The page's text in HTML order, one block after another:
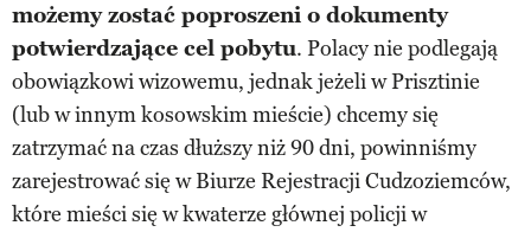
możemy zostać poproszeni o dokumenty
potwierdzające cel pobytu. Polacy nie podlegają
obowiązkowi wizowemu, jednak jeżeli w Prisztinie
(lub w innym kosowskim mieście) chcemy się
zatrzymać na czas dłuższy niż 90 dni, powinniśmy
zarejestrować się w Biurze Rejestracji Cudzoziemców,
które mieści się w kwaterze głównej policji w